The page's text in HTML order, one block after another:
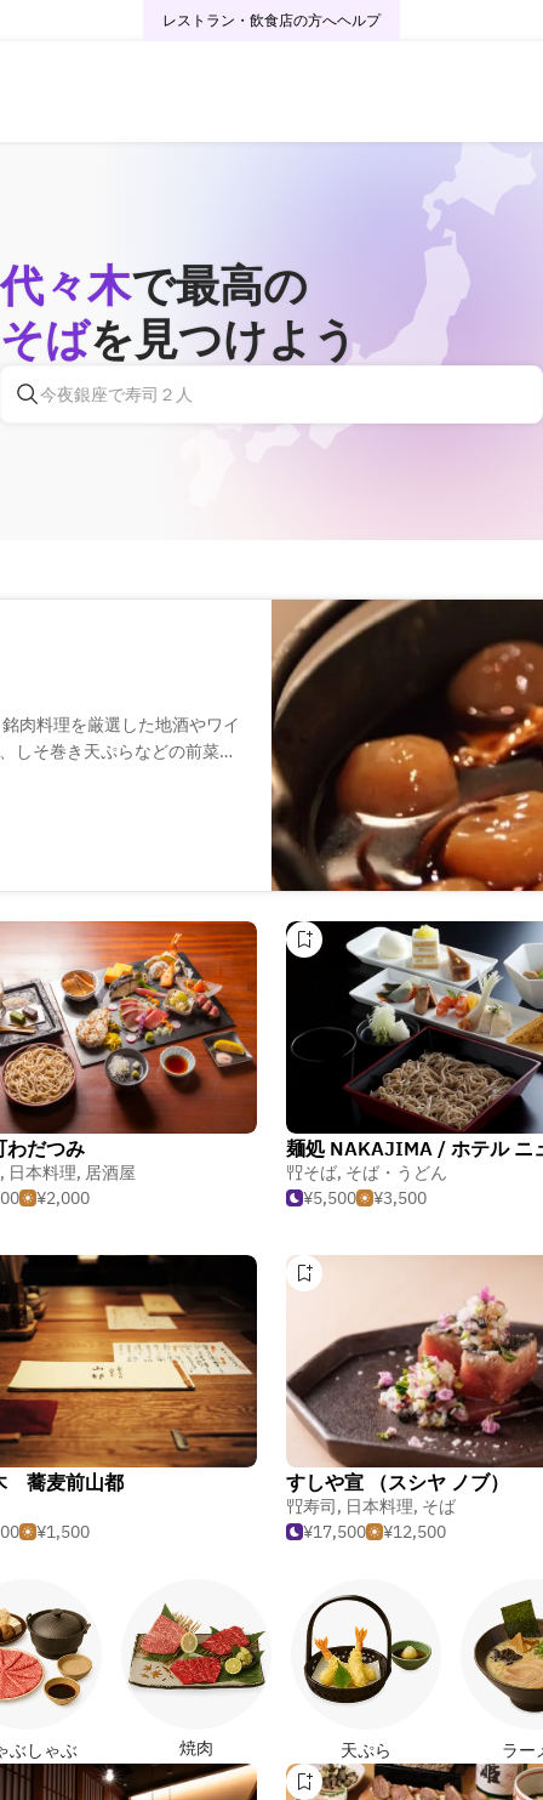
レストラン・飲食店の方へヘルプ
代々木で最高の
そばを見つけよう
肉料理を厳選した地酒やワイ
しそ巻き天ぷらなどの前菜か
わだつみ
, 日本料理, 居酒屋
¥2,000
そば, そば・うどん
¥5,500
¥3,500
蕎麦前山都
¥1,500
すしや宣 （スシヤ ノブ）
寿司, 日本料理, そば
¥17,500
¥12,500
ぶしゃぶ 焼肉 天ぷら ラー